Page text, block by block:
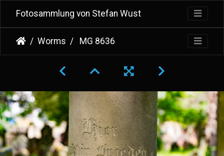
Fotosammlung von Stefan Wust
Worms MG 8636